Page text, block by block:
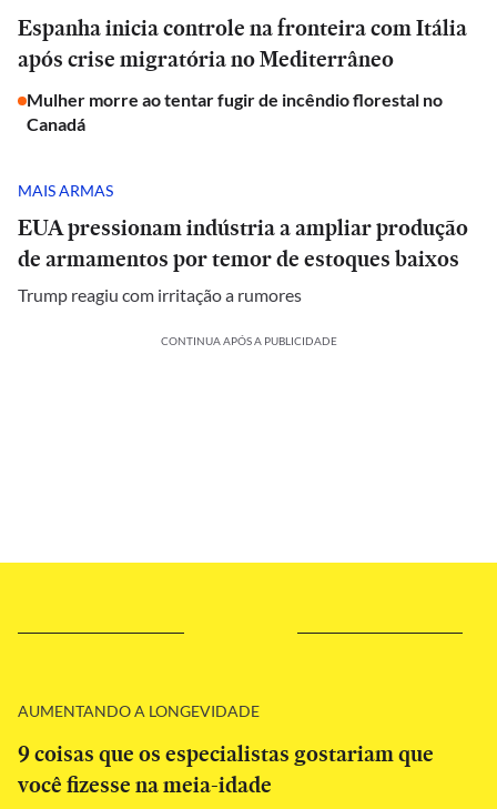
Espanha inicia controle na fronteira com Itália
após crise migratória no Mediterrâneo
Mulher morre ao tentar fugir de incêndio florestal no
Canadá
MAIS ARMAS
EUA pressionam indústria a ampliar produção
de armamentos por temor de estoques baixos
Trump reagiu com irritação a rumores
CONTINUA APÓS A PUBLICIDADE
AUMENTANDO A LONGEVIDADE
9 coisas que os especialistas gostariam que
você fizesse na meia-idade